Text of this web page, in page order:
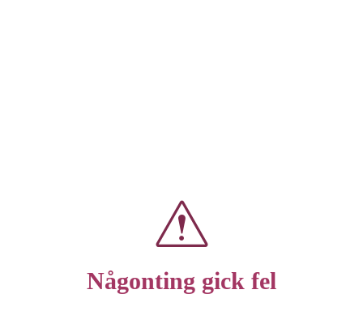
Någonting gick fel